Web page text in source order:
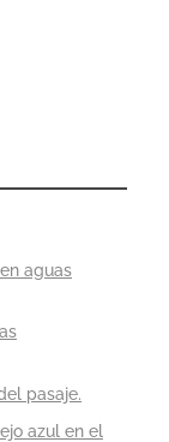
aguas
pasaje.
azul en el